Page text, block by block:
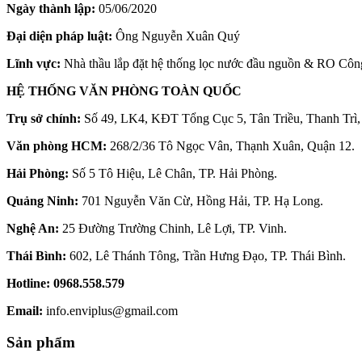
Ngày thành lập: 05/06/2020
Đại diện pháp luật: Ông Nguyễn Xuân Quý
Lĩnh vực: Nhà thầu lắp đặt hệ thống lọc nước đầu nguồn & RO
HỆ THỐNG VĂN PHÒNG TOÀN QUỐC
Trụ sở chính: Số 49, LK4, KĐT Tổng Cục 5, Tân Triều, Thanh
Văn phòng HCM: 268/2/36 Tô Ngọc Vân, Thạnh Xuân, Quận 12.
Hải Phòng: Số 5 Tô Hiệu, Lê Chân, TP. Hải Phòng.
Quảng Ninh: 701 Nguyễn Văn Cừ, Hồng Hải, TP. Hạ Long.
Nghệ An: 25 Đường Trường Chinh, Lê Lợi, TP. Vinh.
Thái Bình: 602, Lê Thánh Tông, Trần Hưng Đạo, TP. Thái Bình.
Hotline: 0968.558.579
Email: info.enviplus@gmail.com
Sản phẩm